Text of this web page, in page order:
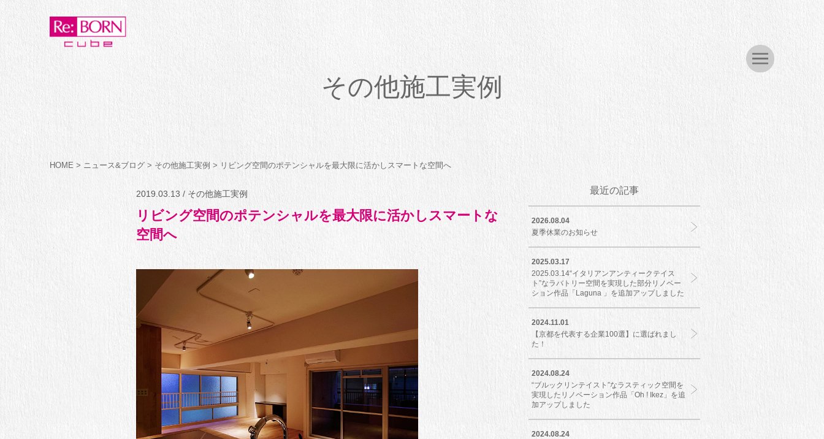
その他施工実例
HOME > ニュース&ブログ> その他施工実例 > リビング空間のポテンシャルを最大限に活かしスマートな空間へ
2019.03.13 / その他施工実例
リビング空間のポテンシャルを最大限に活かしスマートな
空間へ
最近の記事
2026.08.04
夏季休業のお知らせ
2025.03.17
2025.03.14“イタリアンアンティークテイス
ト”なラバトリー空間を実現した部分リノベー
ション作品「Laguna 」を追加アップしました
2024.11.01
【京都を代表する企業100選】に選ばれまし
た！
2024.08.24
“ブルックリンテイスト”なラスティック空間を
実現したリノベーション作品「Oh ! Ikez」を追
加アップしました
2024.08.24